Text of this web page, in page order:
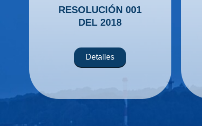
RESOLUCIÓN 001
DEL 2018
Detalles